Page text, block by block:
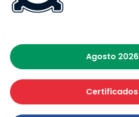
Agosto 2026
Certificados